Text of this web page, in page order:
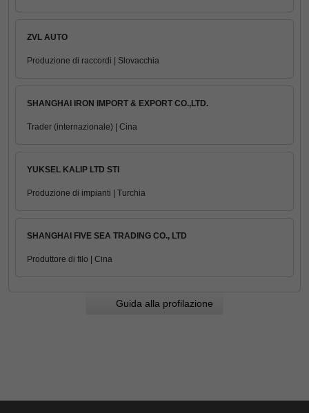
ZVL AUTO
Produzione di raccordi | Slovacchia
SHANGHAI IRON IMPORT & EXPORT CO.,LTD.
Trader (internazionale) | Cina
YUKSEL KALIP LTD STI
Produzione di impianti | Turchia
SHANGHAI FIVE SEA TRADING CO., LTD
Produttore di filo | Cina
Guida alla profilazione